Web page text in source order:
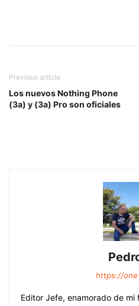
Previous article
Los nuevos Nothing Phone
(3a) y (3a) Pro son oficiales
https://
Editor Jefe, enamorado de